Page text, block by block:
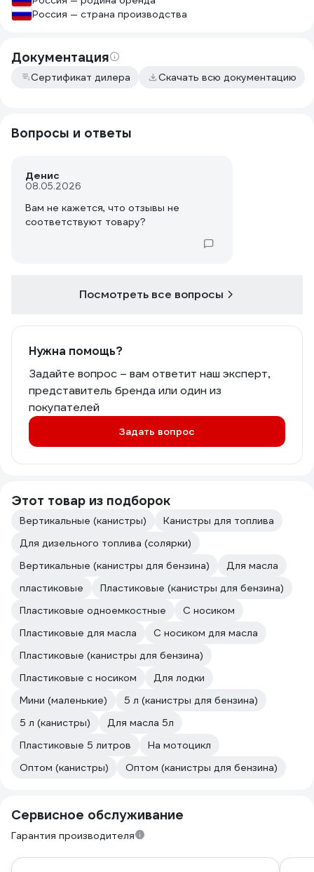
Россия — страна производства
Документация
Сертификат дилера Скачать всю документацию
Вопросы и ответы
Денис
08.05.2026
Вам не кажется, что отзывы не
соответствуют товару?
Посмотреть все вопросы
Нужна помощь?
Задайте вопрос – вам ответит наш эксперт,
представитель бренда или один из
покупателей
Задать вопрос
Этот товар из подборок
Вертикальные (канистры)
Канистры для топлива
Для дизельного топлива (солярки)
Вертикальные (канистры для бензина)
Для масла
пластиковые
Пластиковые (канистры для бензина)
Пластиковые одноемкостные
С носиком
Пластиковые для масла
С носиком для масла
Пластиковые (канистры для бензина)
Пластиковые с носиком
Для лодки
Мини (маленькие)
5 л (канистры для бензина)
5 л (канистры)
Для масла 5л
Пластиковые 5 литров
На мотоцикл
Оптом (канистры)
Оптом (канистры для бензина)
Сервисное обслуживание
Гарантия производителя